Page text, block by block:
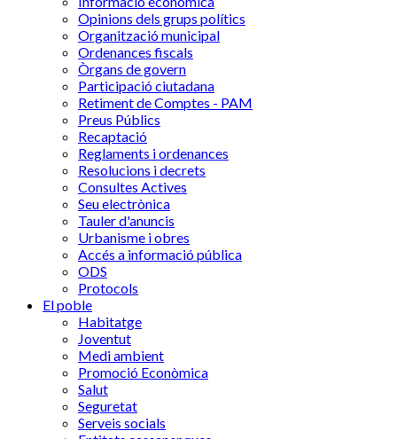
Opinions dels grups polítics
Organització municipal
Ordenances fiscals
Òrgans de govern
Participació ciutadana
Retiment de Comptes - PAM
Preus Públics
Recaptació
Reglaments i ordenances
Resolucions i decrets
Consultes Actives
Seu electrònica
Tauler d'anuncis
Urbanisme i obres
Accés a informació pública
ODS
Protocols
El poble
Habitatge
Joventut
Medi ambient
Promoció Econòmica
Salut
Seguretat
Serveis socials